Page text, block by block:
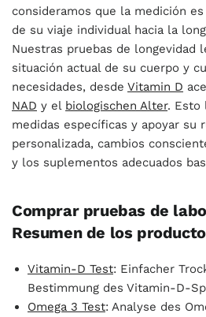
consideramos que la medición
de su viaje individual hacia la
Nuestras pruebas de longevidad
situación actual de su cuerpo y
necesidades, desdeVitamin D
NAD y el biologischen Alter. Esto
medidas específicas y apoyar su
personalizada, cambios
y los suplementos adecuados
Comprar pruebas de
Resumen de los
Vitamin-D Test: Einfacher
Bestimmung des Vitamin-D-
Omega 3 Test: Analyse des